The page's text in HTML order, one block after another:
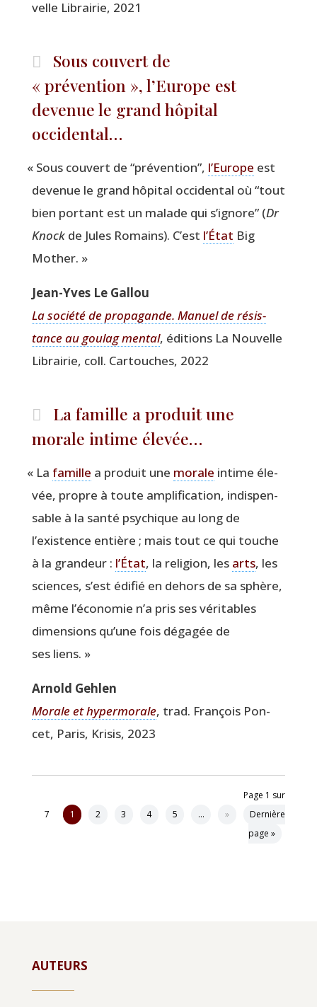
velle Librai­rie, 2021
Sous couvert de
« prévention », l’Europe est
devenue le grand hôpital
occidental…
« Sous cou­vert de “pré­ven­tion”, l’Europe est
deve­nue le grand hôpi­tal occi­den­tal où “tout
bien por­tant est un malade qui s’ignore” (Dr
Knockde Jules Romains). C’est l’État Big
Mother. »
Jean-Yves Le Gallou
La socié­té de pro­pa­gande. Manuel de résis­
tance au gou­lag men­tal, édi­tions La Nou­velle
Librai­rie, coll. Car­touches, 2022
La famille a produit une
morale intime élevée…
« La famille a pro­duit une morale intime éle­
vée, propre à toute ampli­fi­ca­tion, indis­pen­
sable à la san­té psy­chique au long de
l’existence entière ; mais tout ce qui touche
à la gran­deur : l’État, la reli­gion, les arts, les
sciences, s’est édi­fié en dehors de sa sphère,
même l’économie n’a pris ses véri­tables
dimen­sions qu’une fois déga­gée de
ses liens. »
Arnold Geh­len
Morale et hyper­mo­rale, trad. Fran­çois Pon­
cet, Paris, Kri­sis, 2023
Page 1 sur
7
1 2 3 4 5 … »
Dernière
page »
AUTEURS